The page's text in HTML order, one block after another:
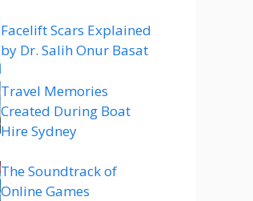
Facelift Scars Explained
by Dr. Salih Onur Basat
Travel Memories
Created During Boat
Hire Sydney
The Soundtrack of
Online Games